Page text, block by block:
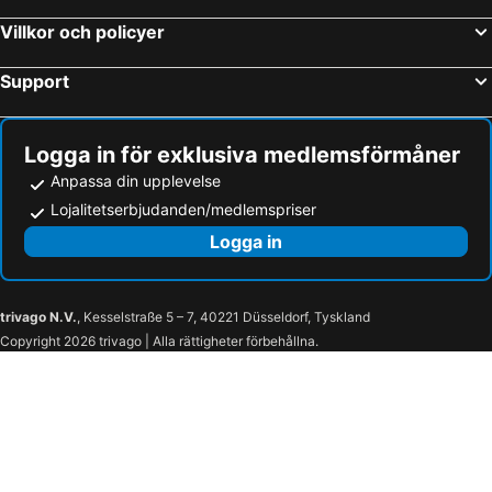
Arya Villas Ubud
Bidadari Private Villas & Retreat
MATHIS Retreat Ubud
Villkor och policyer
Support
Logga in för exklusiva medlemsförmåner
Anpassa din upplevelse
Lojalitetserbjudanden/medlemspriser
Logga in
trivago N.V., Kesselstraße 5 – 7, 40221 Düsseldorf, Tyskland
Copyright 2026 trivago | Alla rättigheter förbehållna.